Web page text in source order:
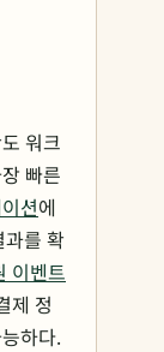
워크
빠른
션에
과를 확
이벤트
제 정
하다.